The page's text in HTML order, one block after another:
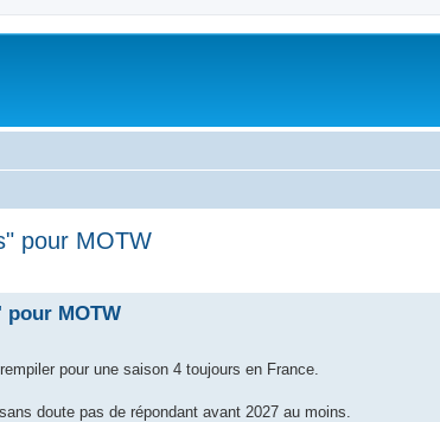
pour MOTW
pour MOTW
pour une saison 4 toujours en France.
doute pas de répondant avant 2027 au moins.